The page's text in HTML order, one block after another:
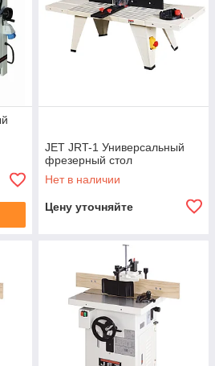
JET JRT-1 Универсальный
фрезерный стол
Нет в наличии
Цену уточняйте